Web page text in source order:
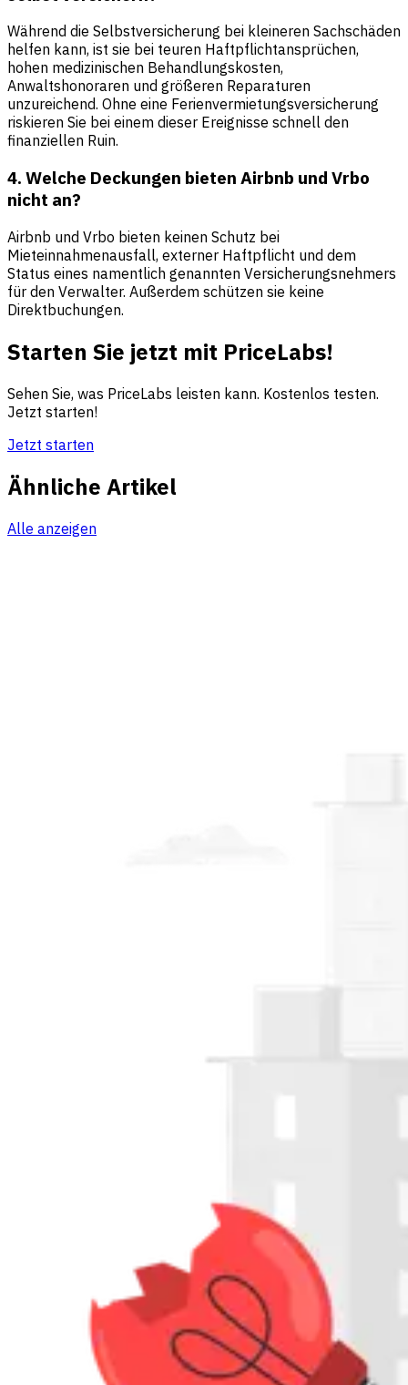
Während die Selbstversicherung bei kleineren Sachschäden
helfen kann, ist sie bei teuren Haftpflichtansprüchen,
hohen medizinischen Behandlungskosten,
Anwaltshonoraren und größeren Reparaturen
unzureichend. Ohne eine Ferienvermietungsversicherung
riskieren Sie bei einem dieser Ereignisse schnell den
finanziellen Ruin.
4. Welche Deckungen bieten Airbnb und Vrbo
nicht an?
Airbnb und Vrbo bieten keinen Schutz bei
Mieteinnahmenausfall, externer Haftpflicht und dem
Status eines namentlich genannten Versicherungsnehmers
für den Verwalter. Außerdem schützen sie keine
Direktbuchungen.
Starten Sie jetzt mit PriceLabs!
Sehen Sie, was PriceLabs leisten kann. Kostenlos testen.
Jetzt starten!
Jetzt starten
Ähnliche Artikel
Alle anzeigen